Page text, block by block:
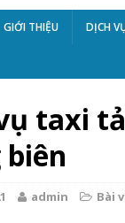
GIỚI THIỆU DỊCH
taxi
admin Bài